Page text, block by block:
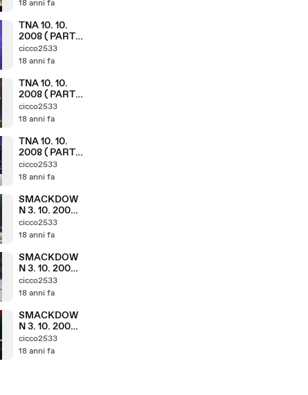
18 anni fa
TNA 10. 10.
2008 ( PARTE
5. 11 )
cicco2533
18 anni fa
TNA 10. 10.
2008 ( PARTE
3. 11 )
cicco2533
18 anni fa
TNA 10. 10.
2008 ( PARTE
2. 11 )
cicco2533
18 anni fa
SMACKDOW
N 3. 10. 2008 (
cicco2533
18 anni fa
SMACKDOW
N 3. 10. 2008 (
cicco2533
18 anni fa
SMACKDOW
N 3. 10. 2008 (
cicco2533
18 anni fa